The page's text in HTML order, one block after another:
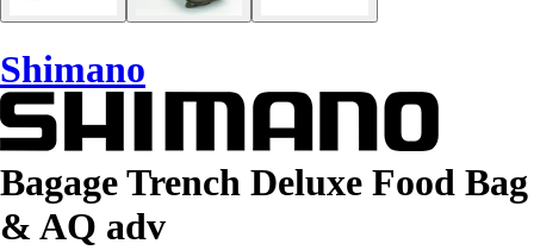
Shimano
Bagage Trench Deluxe Food Bag
& AQ adv